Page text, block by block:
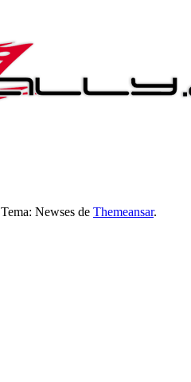
Tema: Newses de Themeansar.